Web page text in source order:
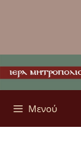
Μενού